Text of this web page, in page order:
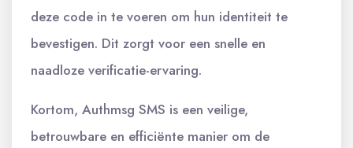
deze code in te voeren om hun identiteit te
bevestigen. Dit zorgt voor een snelle en
naadloze verificatie-ervaring.
Kortom, Authmsg SMS is een veilige,
betrouwbare en efficiënte manier om de